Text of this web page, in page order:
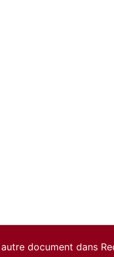
document dans